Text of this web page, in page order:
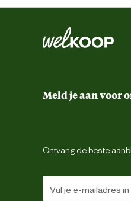
Comfort en ergonomische
Schoenmaat
Sluiting
Meld je aan voor
Ontvang de beste